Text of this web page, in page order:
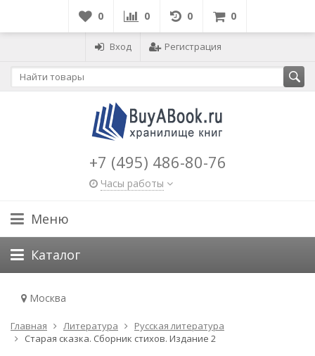
0 0 0 0
Вход Регистрация
+7 (495) 486-80-76
Часы работы
Меню
Каталог
Москва
Главная Литература
Русская литература
Старая сказка. Сборник стихов. Издание 2